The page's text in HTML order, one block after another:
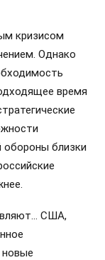
кризисом
Однако
время
обороны близки
США,